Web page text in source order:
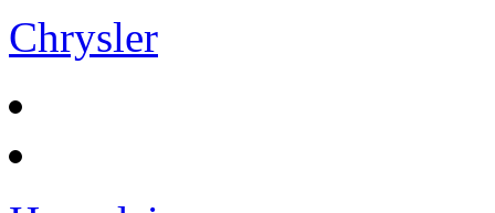
Chrysler